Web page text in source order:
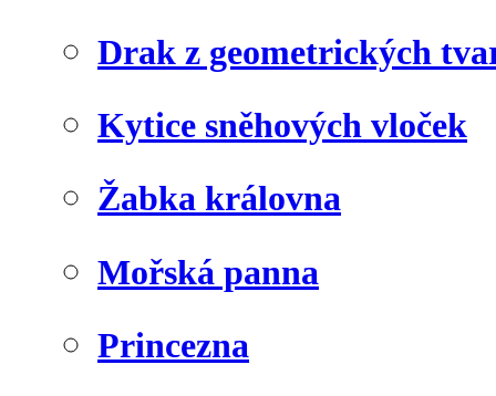
Drak z geometrických
Kytice sněhových vloček
Žabka královna
Mořská panna
Princezna